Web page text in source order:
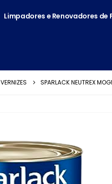
Limpadores e Renovadores de
VERNIZES SPARLACK NEUTREX